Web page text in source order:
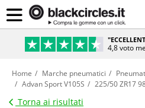
4,8 voto
Home Marche pneumatici
Advan Sport V105S
225/50 ZR17
Torna ai risultati